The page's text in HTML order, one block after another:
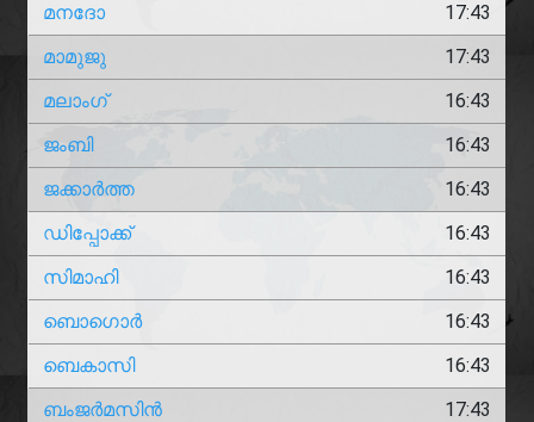
മനദോ
17:43
മാമുജു
17:43
മലാംഗ്
16:43
ജംബി
16:43
ജക്കാർത്ത
16:43
ഡിപ്പോക്ക്
16:43
സിമാഹി
16:43
ബൊഗൊർ
16:43
ബെകാസി
16:43
ബംജർമസിൻ
17:43